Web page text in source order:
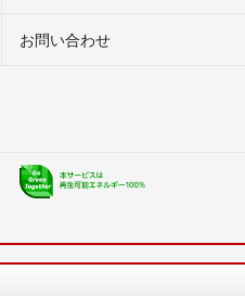
お問い合わせ